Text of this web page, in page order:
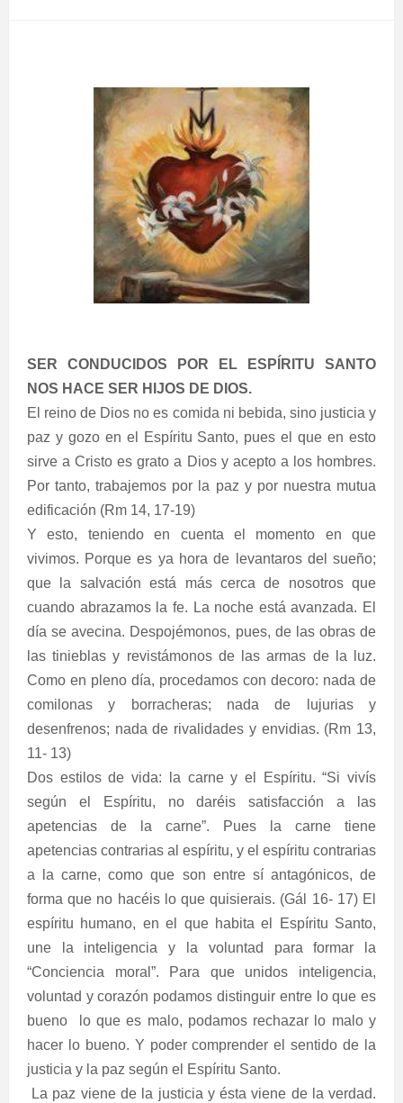
SER CONDUCIDOS POR EL ESPÍRITU SANTO
NOS HACE SER HIJOS DE DIOS.
El reino de Dios no es comida ni bebida, sino justicia y
paz y gozo en el Espíritu Santo, pues el que en esto
sirve a Cristo es grato a Dios y acepto a los hombres.
Por tanto, trabajemos por la paz y por nuestra mutua
edificación (Rm 14, 17-19)
Y esto, teniendo en cuenta el momento en que
vivimos. Porque es ya hora de levantaros del sueño;
que la salvación está más cerca de nosotros que
cuando abrazamos la fe. La noche está avanzada. El
día se avecina. Despojémonos, pues, de las obras de
las tinieblas y revistámonos de las armas de la luz.
Como en pleno día, procedamos con decoro: nada de
comilonas y borracheras; nada de lujurias y
desenfrenos; nada de rivalidades y envidias. (Rm 13,
11- 13)
Dos estilos de vida: la carne y el Espíritu. “Si vivís
según el Espíritu, no daréis satisfacción a las
apetencias de la carne”. Pues la carne tiene
apetencias contrarias al espíritu, y el espíritu contrarias
a la carne, como que son entre sí antagónicos, de
forma que no hacéis lo que quisierais. (Gál 16- 17) El
espíritu humano, en el que habita el Espíritu Santo,
une la inteligencia y la voluntad para formar la
“Conciencia moral”. Para que unidos inteligencia,
voluntad y corazón podamos distinguir entre lo que es
bueno
lo que es malo, podamos rechazar lo malo y
hacer lo bueno. Y poder comprender el sentido de la
justicia y la paz según el Espíritu Santo.
La paz viene de la justicia y ésta viene de la verdad.